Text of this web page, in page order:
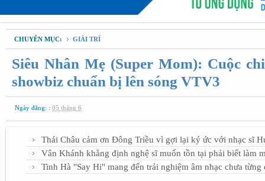
CHUYÊN MỤC: GIẢI TRÍ
Siêu Nhân Mẹ (Super Mom): Cuộc
showbiz chuẩn bị lên sóng VTV3
Ngày đăng: : 05 tháng 6
Thái Châu cảm ơn Đông Triều vì gợi lại ký ức với nhạc sĩ
Vân Khánh khẳng định nghệ sĩ muốn tồn tại phải biết làm
Tinh Hà "Say Hi" mang đến trải nghiệm âm nhạc chưa